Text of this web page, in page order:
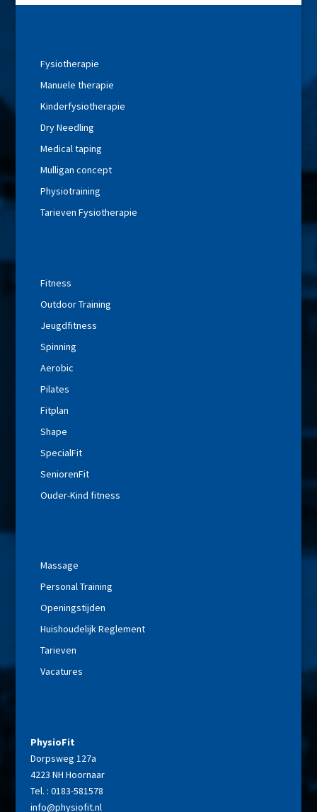
Fysiotherapie
Manuele therapie
Kinderfysiotherapie
Dry Needling
Medical taping
Mulligan concept
Physiotraining
Tarieven Fysiotherapie
Fitness
Outdoor Training
Jeugdfitness
Spinning
Aerobic
Pilates
Fitplan
Shape
SpecialFit
SeniorenFit
Ouder-Kind fitness
Massage
Personal Training
Openingstijden
Huishoudelijk Reglement
Tarieven
Vacatures
PhysioFit
Dorpsweg 127a
4223 NH Hoornaar
Tel. : 0183-581578
info@physiofit.nl